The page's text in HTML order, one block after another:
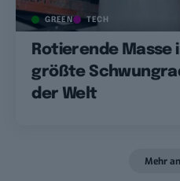
GREEN TECH
Rotierende Masse
größte
der Welt
Mehr